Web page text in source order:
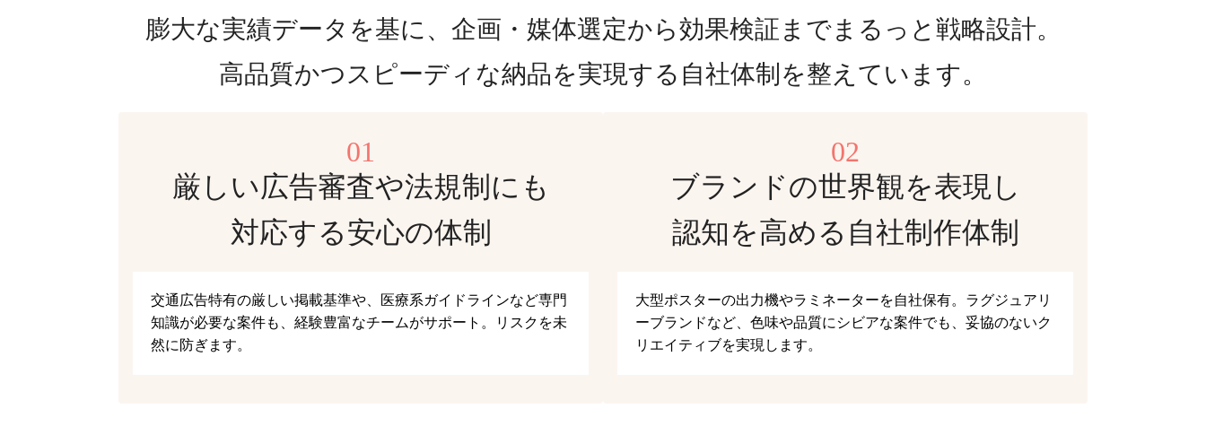
膨大な実績データを基に、企画・媒体選定から効果検証までまるっと戦略設計。
高品質かつスピーディな納品を実現する自社体制を整えています。
01
厳しい広告審査や法規制にも
対応する安心の体制
交通広告特有の厳しい掲載基準や、医療系ガイドラインなど専門
知識が必要な案件も、経験豊富なチームがサポート。リスクを未
然に防ぎます。
02
ブランドの世界観を表現し
認知を高める自社制作体制
大型ポスターの出力機やラミネーターを自社保有。ラグジュアリ
ーブランドなど、色味や品質にシビアな案件でも、妥協のないク
リエイティブを実現します。